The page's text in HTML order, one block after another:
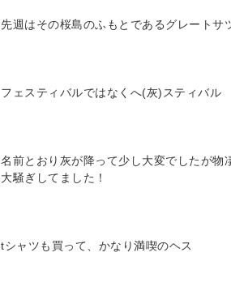
先週はその桜島のふもとであるグレートサ
フェスティバルではなくへ(灰)スティバル
名前とおり灰が降って少し大変でしたが
大騒ぎしてました！
tシャツも買って、かなり満喫のヘス